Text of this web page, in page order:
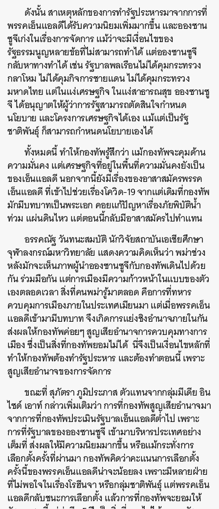
ดังนั้น สาเหตุหลักของการทำรัฐประหารมาจากการที่
พรรคเอ็นแอลดีได้รับความนิยมเพิ่มมากขึ้น และอองซาน
ซูจีเก่งในเรื่องการจัดการ แม้ว่าจะมีเงื่อนไขของ
รัฐธรรมนูญหลายข้อที่ไม่สามารถทำได้ แต่อองซานซูจี
กลับหาทางทำได้ เช่น รัฐบาลพลเรือนไม่ได้คุมกระทรวง
กลาโหม ไม่ได้คุมกิจการชายแดน ไม่ได้คุมกระทรวง
มหาดไทย แต่ในแง่เศรษฐกิจ ในแง่สาธารณสุข อองซานซู
จี ได้อนุญาตให้ผู้ว่าการรัฐสามารถตัดสินใจกำหนด
นโยบาย และโครงการเศรษฐกิจได้เอง แม้แต่เป็นรัฐ
ชาติพันธุ์ ก็สามารถกำหนดนโยบายเองได้
ทั้งหมดนี้ ทำให้กองทัพรู้สึกว่า แม้กองทัพจะคุมด้าน
ความมั่นคง แต่เศรษฐกิจที่อยู่ในพื้นที่ความมั่นคงยังเป็น
ของเอ็นแอลดี นอกจากนี้ยังมีเรื่องของอาสาสมัครพรรค
เอ็นแอลดี ที่เข้าไปช่วยเรื่องโควิด-19 จากแต่เดิมที่กองทัพ
มักมีบทบาทเป็นพระเอก คอยแก้ปัญหาเรื่องภัยพิบัติน้ำ
ท่วม แผ่นดินไหว แต่ตอนนี้กลับมีอาสาสมัครไปทำแทน
อรรคณัฐ วันทนะสมบัติ นักวิจัยสถาบันเอเชียศึกษา
จุฬาลงกรณ์มหาวิทยาลัย แสดงความคิดเห็นว่า พม่าช่วง
หลังมักจะเห็นภาพผู้นำอองซานซูจีกับกองทัพเดินไปด้วย
กัน ร่วมมือกัน แต่การเมืองมีความก้าวหน้าในแบบของตัว
เองตลอดเวลา สิ่งที่คนพม่ารู้มาตลอด คือการที่ทหาร
ควบคุมการเมืองภายในประเทศเมียนมา แต่เมื่อพรรคเอ็น
แอลดีเข้ามามีบทบาท จึงเกิดการแย่งชิงอำนาจภายในกัน
ส่งผลให้กองทัพค่อยๆ สูญเสียอำนาจการควบคุมทางการ
เมือง ซึ่งเป็นสิ่งที่กองทัพยอมไม่ได้ นี่จึงเป็นเงื่อนไขหลักที่
ทำให้กองทัพต้องทำรัฐประหาร และต้องทำตอนนี้ เพราะ
สูญเสียอำนาจของการจัดการ
ขณะที่ สุภัตรา ภูมิประภาส ตัวแทนจากกลุ่มมีเดีย อิน
ไซด์ เอาท์ กล่าวเพิ่มเติมว่า การที่กองทัพสูญเสียอำนาจมา
จากการที่กองทัพประเมินรัฐบาลเอ็นแอลดีต่ำไป เพราะ
การที่รัฐบาลของอองซานซูจี เข้ามาบริหารประเทศอย่าง
เต็มที่ ส่งผลให้มีความนิยมมากขึ้น หรือแม้กระทั่งการ
เลือกตั้งครั้งที่ผ่านมา กองทัพคิดว่าคะแนนการเลือกตั้ง
ครั้งนี้ของพรรคเอ็นแอลดีน่าจะน้อยลง เพราะมีหลายฝ่าย
ที่ไม่พอใจในเรื่องโรฮีนจา หรือกลุ่มชาติพันธุ์ แต่พรรคเอ็น
แอลดีกลับชนะการเลือกตั้ง แล้วการที่กองทัพจะยอมให้